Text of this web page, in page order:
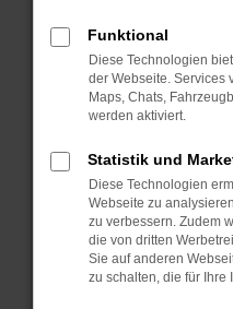
Manche
können das Laden
verhindern.
anderen Browser
Starte dein Gerät
Das kann
Probleme zu
Stelle sicher,
Betriebssystem
Funktional
Diese Technologien
der Webseite. Services
Maps, Chats,
werden aktiviert.
Statistik und
Diese Technologien
Webseite zu
zu verbessern. Zudem
die von dritten
Sie auf anderen
zu schalten, die für Ihre